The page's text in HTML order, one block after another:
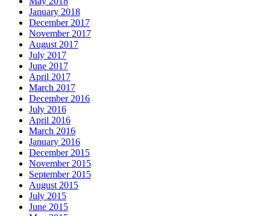
January 2018
December 2017
November 2017
August 2017
July 2017
June 2017
April 2017
March 2017
December 2016
July 2016
April 2016
March 2016
January 2016
December 2015
November 2015
September 2015
August 2015
July 2015
June 2015